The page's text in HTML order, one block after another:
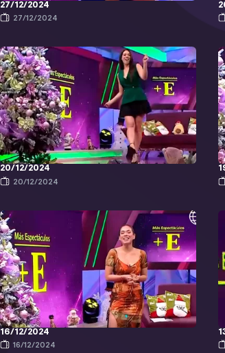
27/12/2024
27/12/2024
20/12/2024
20/12/2024
16/12/2024
16/12/2024